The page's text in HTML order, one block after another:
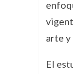
arte
El